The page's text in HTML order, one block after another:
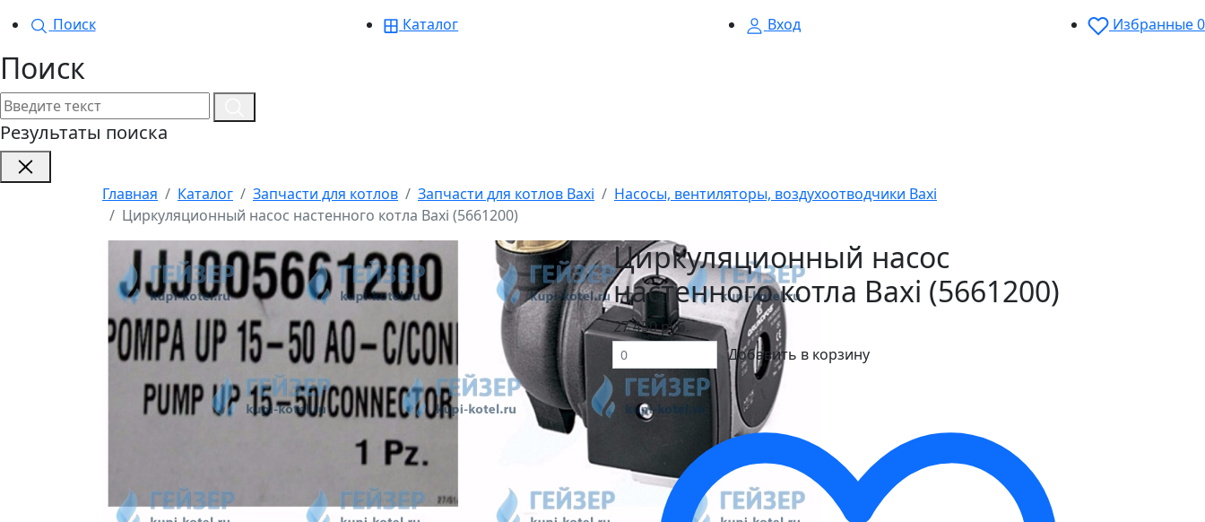
Поиск
Каталог Вход Избранные0
Поиск
Результаты поиска
Главная Каталог Запчасти для котлов Запчасти для котлов Baxi
Насосы, вентиляторы, воздухоотводчики Baxi
Циркуляционный насос настенного котла Baxi (5661200)
Циркуляционный насос
настенного котла Baxi (5661200)
27 450 руб.
Добавить в корзину